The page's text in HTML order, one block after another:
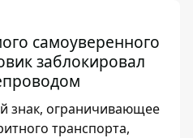
самоуверенного
заблокировал
знак, ограничивающее
транспорта,